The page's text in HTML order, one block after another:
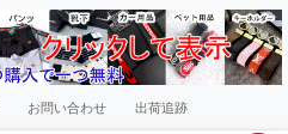
お問い合わせ 出荷追跡